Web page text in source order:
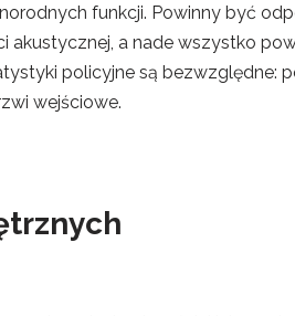
funkcji. Powinny być
akustycznej, a nade wszystko
policyjne są bezwzględne:
wejściowe.